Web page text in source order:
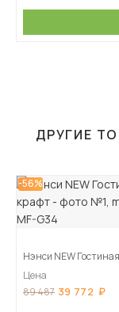
ДРУГИЕ
-56%
Нэнси NEW
Цена
89 487 39 772